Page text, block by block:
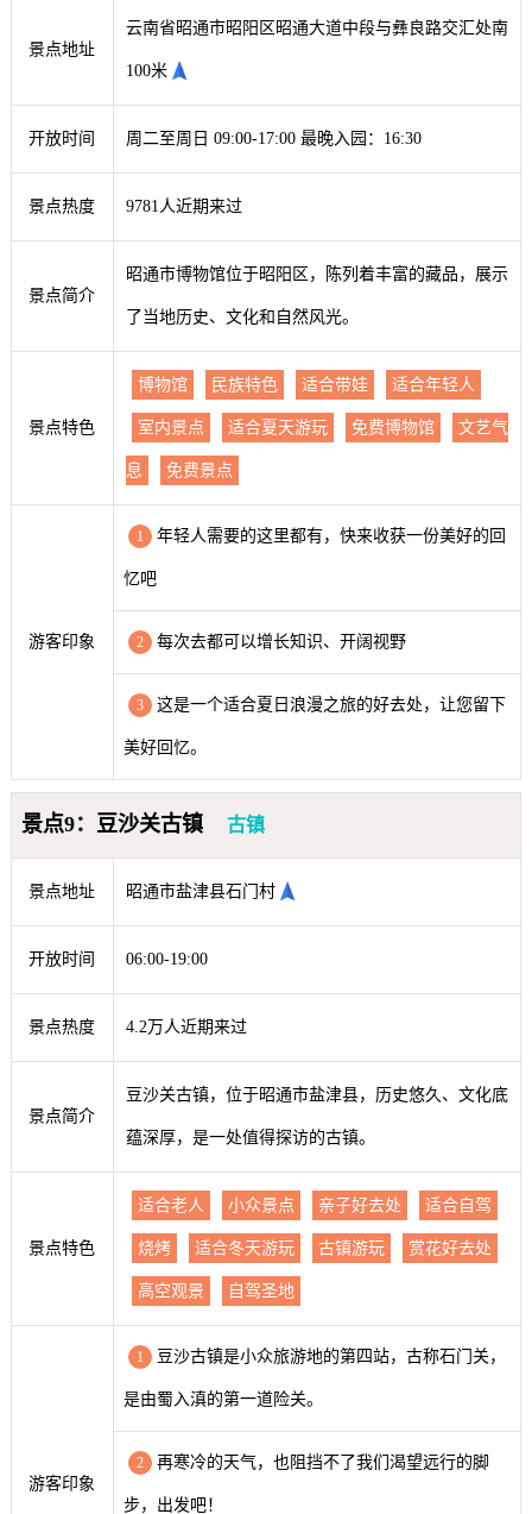
景点地址
云南省昭通市昭阳区昭通大道中段与彝良路交汇处南
100米
开放时间 周二至周日 09:00-17:00 最晚入园：16:30
景点热度 9781人近期来过
景点简介
昭通市博物馆位于昭阳区，陈列着丰富的藏品，展示
了当地历史、文化和自然风光。
景点特色
博物馆 民族特色 适合带娃 适合年轻人
室内景点 适合夏天游玩 免费博物馆 文艺气
息 免费景点
游客印象
1 年轻人需要的这里都有，快来收获一份美好的回
忆吧
2 每次去都可以增长知识、开阔视野
3 这是一个适合夏日浪漫之旅的好去处，让您留下
美好回忆。
景点9：豆沙关古镇 古镇
景点地址 昭通市盐津县石门村
开放时间 06:00-19:00
景点热度 4.2万人近期来过
景点简介
豆沙关古镇，位于昭通市盐津县，历史悠久、文化底
蕴深厚，是一处值得探访的古镇。
景点特色
适合老人 小众景点 亲子好去处 适合自驾
烧烤 适合冬天游玩 古镇游玩 赏花好去处
高空观景 自驾圣地
游客印象
1 豆沙古镇是小众旅游地的第四站，古称石门关，
是由蜀入滇的第一道险关。
2 再寒冷的天气，也阻挡不了我们渴望远行的脚
步，出发吧！